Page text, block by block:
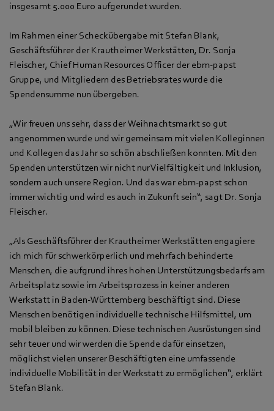
insgesamt 5.000 Euro aufgerundet wurden.
Im Rahmen einer Scheckübergabe mit Stefan Blank,
Geschäftsführer der Krautheimer Werkstätten, Dr. Sonja
Fleischer, Chief Human Resources Officer der ebm‑papst
Gruppe, und Mitgliedern des Betriebsrates wurde die
Spendensumme nun übergeben.
„Wir freuen uns sehr, dass der Weihnachtsmarkt so gut
angenommen wurde und wir gemeinsam mit vielen Kolleginnen
und Kollegen das Jahr so schön abschließen konnten. Mit den
Spenden unterstützen wir nicht nur Vielfältigkeit und Inklusion,
sondern auch unsere Region. Und das war ebm‑papst schon
immer wichtig und wird es auch in Zukunft sein“, sagt Dr. Sonja
Fleischer.
„Als Geschäftsführer der Krautheimer Werkstätten engagiere
ich mich für schwerkörperlich und mehrfach behinderte
Menschen, die aufgrund ihres hohen Unterstützungsbedarfs am
Arbeitsplatz sowie im Arbeitsprozess in keiner anderen
Werkstatt in Baden-Württemberg beschäftigt sind. Diese
Menschen benötigen individuelle technische Hilfsmittel, um
mobil bleiben zu können. Diese technischen Ausrüstungen sind
sehr teuer und wir werden die Spende dafür einsetzen,
möglichst vielen unserer Beschäftigten eine umfassende
individuelle Mobilität in der Werkstatt zu ermöglichen“, erklärt
Stefan Blank.